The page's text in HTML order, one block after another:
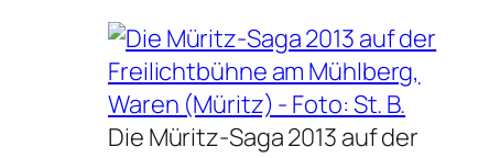
Die Müritz-Saga 2013 auf der